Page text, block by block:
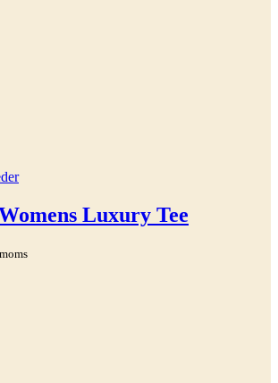
Dette
har
flere
Mulighederne
Luxury Tee